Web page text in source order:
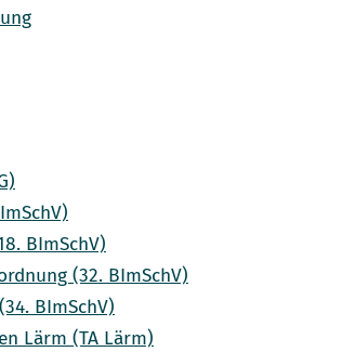
BImSchV)
(32. BImSchV)
BImSchV)
Lärm (TA Lärm)